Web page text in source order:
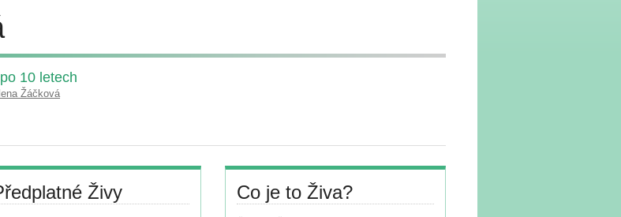
10 letech
Žáčková
Živy Co je to Živa?